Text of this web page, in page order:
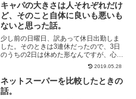
してリラックス効果の高かった日曜日の
夜の過ごし方５つをまと...
キャパの大きさは人それぞれだけ
ど、そのこと自体に良いも悪いも
ないと思った話。
少し前の日曜日、訳あって休日出勤しま
した。そのときは3連休だったので、3日
のうちの2日は休めた形なんですが、心身
ともに全然疲れが取れませんでした。体
調を崩さないように睡眠はしっかり取っ
たので元気なんだけど、なんか「リフレ
ッシュできていないな...
2019.05.28
ネットスーパーを比較したときの
話。